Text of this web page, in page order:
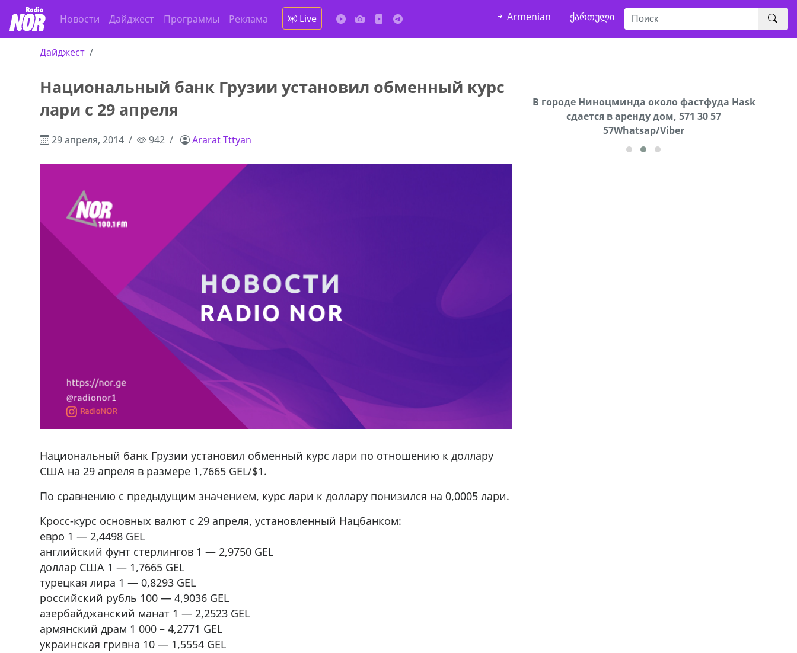
Новости Дайджест Программы Реклама Live Armenian ქართული
Дайджест
Национальный банк Грузии установил обменный курс
лари с 29 апреля
29 апреля, 2014 942 Ararat Tttyan
Национальный банк Грузии установил обменный курс лари по отношению к доллару
США на 29 апреля в размере 1,7665 GEL/$1.
По сравнению с предыдущим значением, курс лари к доллару понизился на 0,0005 лари.
Кросс-курс основных валют с 29 апреля, установленный Нацбанком:
евро 1 — 2,4498 GEL
английский фунт стерлингов 1 — 2,9750 GEL
доллар США 1 — 1,7665 GEL
турецкая лира 1 — 0,8293 GEL
российский рубль 100 — 4,9036 GEL
азербайджанский манат 1 — 2,2523 GEL
армянский драм 1 000 – 4,2771 GEL
украинская гривна 10 — 1,5554 GEL
Продается соль оптом и в розницу в
мешках, 500 22 47 42
В городе Ниноцминда около фастфуда Hask
cдается в аренду дом, 571 30 57
57Whatsap/Viber
Продается машина марки Prado,571 30 57
57Whatsap/Viber